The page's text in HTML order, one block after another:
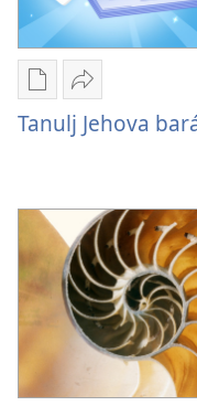
Kiadványok
letöltési
lehetőségei
barátaitól!
–
Feladatok
Megosztás
Tanulj
Jehova
Feladatok
Tanulj Jehova